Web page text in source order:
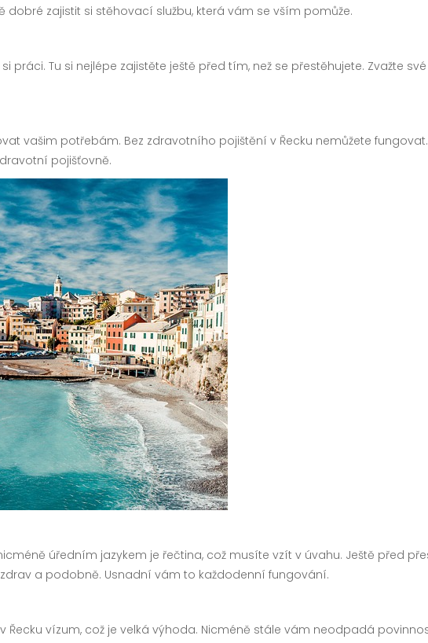
zajistit si stěhovací službu, která vám se vším pomůže.
práci. Tu si nejlépe zajistěte ještě před tím, než se přestěhujete. Zvažte
vašim potřebám. Bez zdravotního pojištění v Řecku nemůžete
pojišťovně.
úředním jazykem je řečtina, což musíte vzít v úvahu. Ještě před
a podobně. Usnadní vám to každodenní fungování.
Řecku vízum, což je velká výhoda. Nicméně stále vám neodpadá